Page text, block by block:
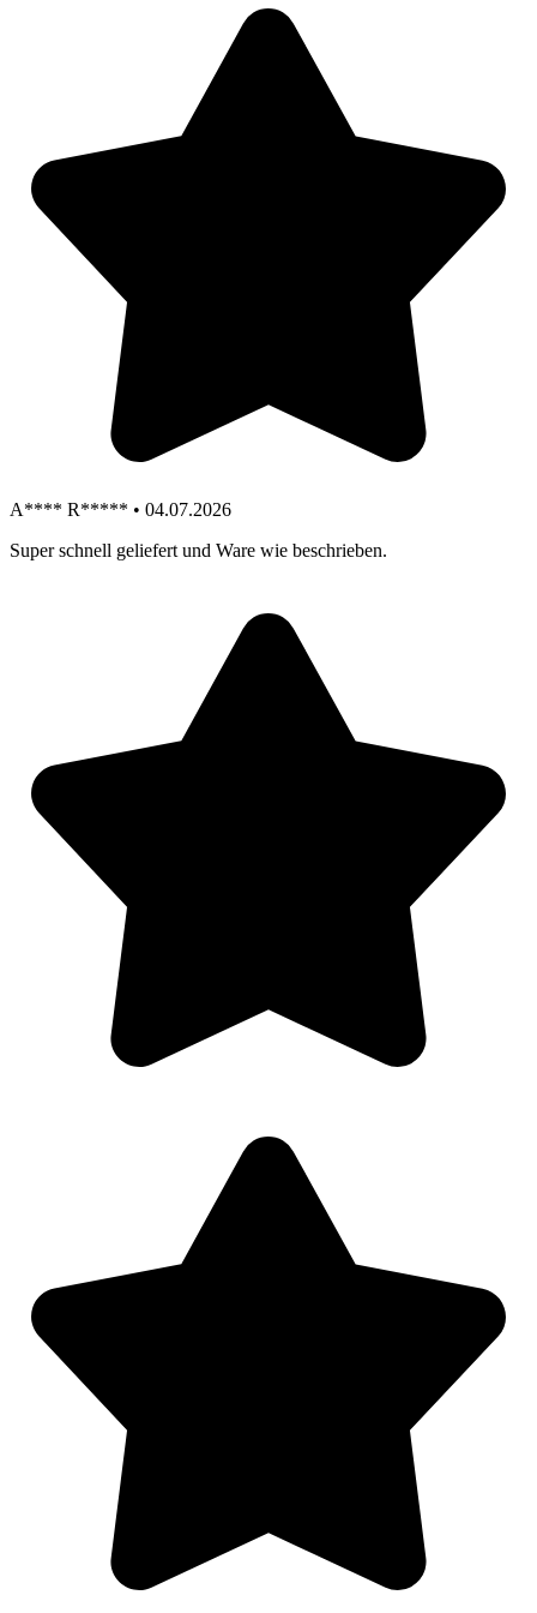
A**** R***** • 04.07.2026
Super schnell geliefert und Ware wie beschrieben.